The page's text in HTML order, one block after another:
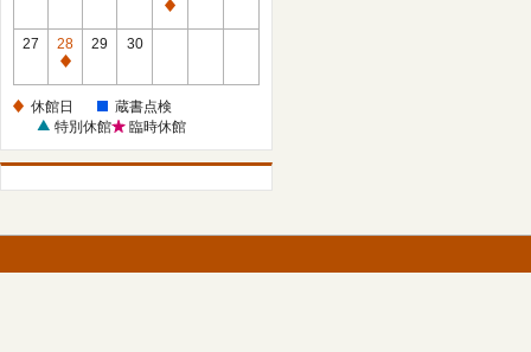
休
27
28
休
日
29 30
休館日
蔵書点検
特別休館
臨時休館